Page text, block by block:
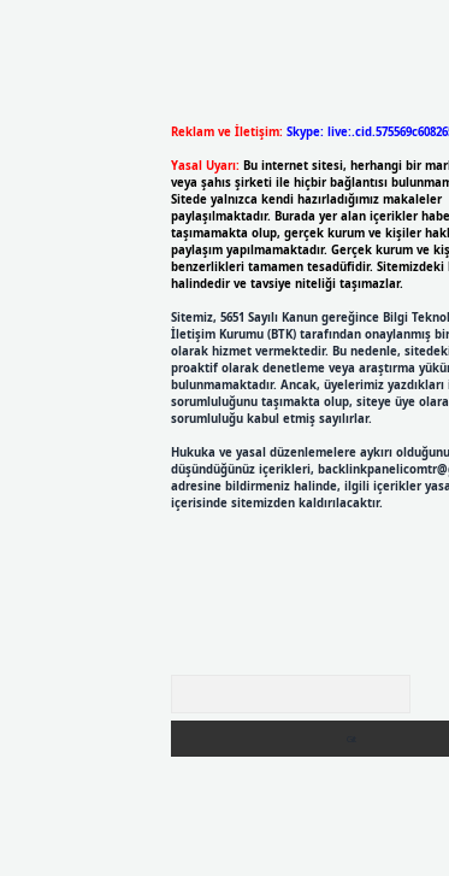
Reklam ve İletişim: Skype:
Yasal Uyarı: Bu internet sitesi, herhangi bir
veya şahıs şirketi ile hiçbir bağlantısı
Sitede yalnızca kendi hazırladığımız makaleler
paylaşılmaktadır. Burada yer alan içerikler
taşımamakta olup, gerçek kurum ve kişiler
paylaşım yapılmamaktadır. Gerçek kurum ve
benzerlikleri tamamen tesadüfidir.
halindedir ve tavsiye niteliği taşımazlar.
Sitemiz, 5651 Sayılı Kanun gereğince Bilgi
İletişim Kurumu (BTK) tarafından onaylanmış bir
olarak hizmet vermektedir. Bu nedenle,
proaktif olarak denetleme veya araştırma
bulunmamaktadır. Ancak, üyelerimiz
sorumluluğunu taşımakta olup, siteye üye
sorumluluğu kabul etmiş sayılırlar.
Hukuka ve yasal düzenlemelere aykırı olduğunu
düşündüğünüz içerikleri,
adresine bildirmeniz halinde, ilgili içerikler
içerisinde sitemizden kaldırılacaktır.